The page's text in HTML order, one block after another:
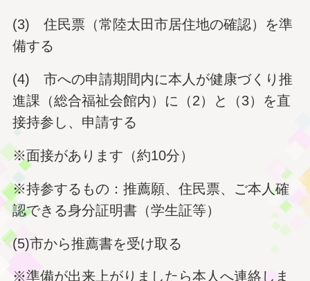
(3) 住民票（常陸太田市居住地の確認）を準
備する
(4) 市への申請期間内に本人が健康づくり推
進課（総合福祉会館内）に（2）と（3）を直
接持参し、申請する
※面接があります（約10分）
※持参するもの：推薦願、住民票、ご本人確
認できる身分証明書（学生証等）
(5)市から推薦書を受け取る
※準備が出来上がりましたら本人へ連絡しま